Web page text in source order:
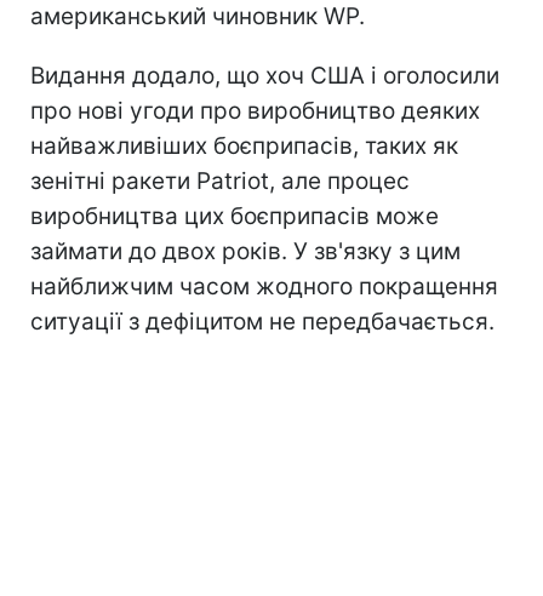
американський чиновник WP.
Видання додало, що хоч США і оголосили
про нові угоди про виробництво деяких
найважливіших боєприпасів, таких як
зенітні ракети Patriot, але процес
виробництва цих боєприпасів може
займати до двох років. У зв'язку з цим
найближчим часом жодного покращення
ситуації з дефіцитом не передбачається.